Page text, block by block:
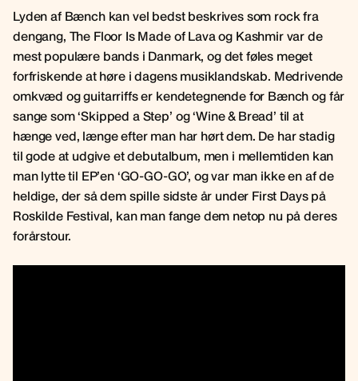
Lyden af Bænch kan vel bedst beskrives som rock fra
dengang, The Floor Is Made of Lava og Kashmir var de
mest populære bands i Danmark, og det føles meget
forfriskende at høre i dagens musiklandskab. Medrivende
omkvæd og guitarriffs er kendetegnende for Bænch og får
sange som ‘Skipped a Step’ og ‘Wine & Bread’ til at
hænge ved, længe efter man har hørt dem. De har stadig
til gode at udgive et debutalbum, men i mellemtiden kan
man lytte til EP’en ‘GO-GO-GO’, og var man ikke en af de
heldige, der så dem spille sidste år under First Days på
Roskilde Festival, kan man fange dem netop nu på deres
forårstour.